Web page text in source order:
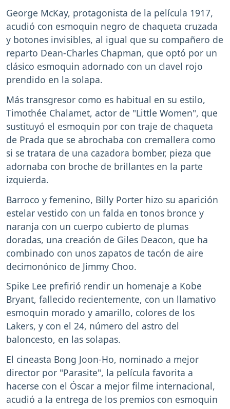
George McKay, protagonista de la película 1917,
acudió con esmoquin negro de chaqueta cruzada
y botones invisibles, al igual que su compañero de
reparto Dean-Charles Chapman, que optó por un
clásico esmoquin adornado con un clavel rojo
prendido en la solapa.
Más transgresor como es habitual en su estilo,
Timothée Chalamet, actor de "Little Women", que
sustituyó el esmoquin por con traje de chaqueta
de Prada que se abrochaba con cremallera como
si se tratara de una cazadora bomber, pieza que
adornaba con broche de brillantes en la parte
izquierda.
Barroco y femenino, Billy Porter hizo su aparición
estelar vestido con un falda en tonos bronce y
naranja con un cuerpo cubierto de plumas
doradas, una creación de Giles Deacon, que ha
combinado con unos zapatos de tacón de aire
decimonónico de Jimmy Choo.
Spike Lee prefirió rendir un homenaje a Kobe
Bryant, fallecido recientemente, con un llamativo
esmoquin morado y amarillo, colores de los
Lakers, y con el 24, número del astro del
baloncesto, en las solapas.
El cineasta Bong Joon-Ho, nominado a mejor
director por "Parasite", la película favorita a
hacerse con el Óscar a mejor filme internacional,
acudió a la entrega de los premios con esmoquin